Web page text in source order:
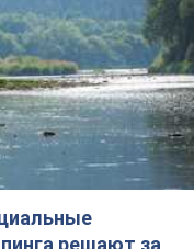
решают за